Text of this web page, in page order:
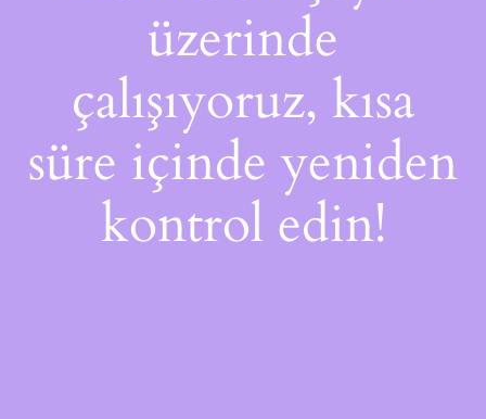
üzerinde
çalışıyoruz, kısa
süre içinde yeniden
kontrol edin!